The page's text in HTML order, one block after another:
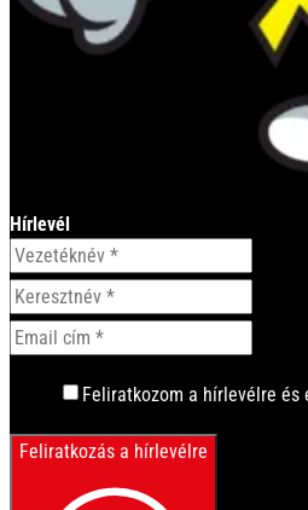
Hírlevél
Feliratkozom a hírlevélre
Feliratkozás a hírlevélre